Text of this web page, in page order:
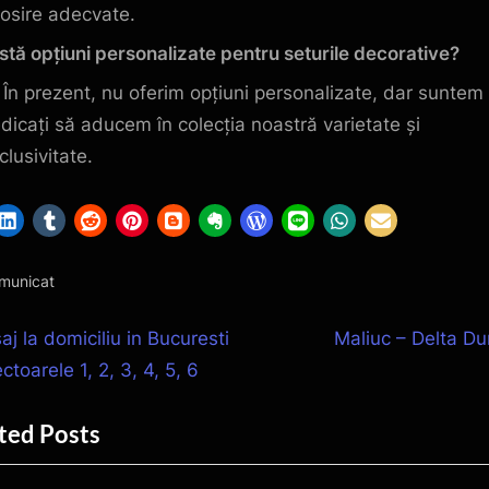
adecvate.
opțiuni personalizate pentru seturile decorative?
În prezent, nu oferim opțiuni personalizate, dar suntem
să aducem în colecția noastră varietate și
la domiciliu in Bucuresti
1, 2, 3, 4, 5, 6
N
P
Maliuc – Delta
Posts